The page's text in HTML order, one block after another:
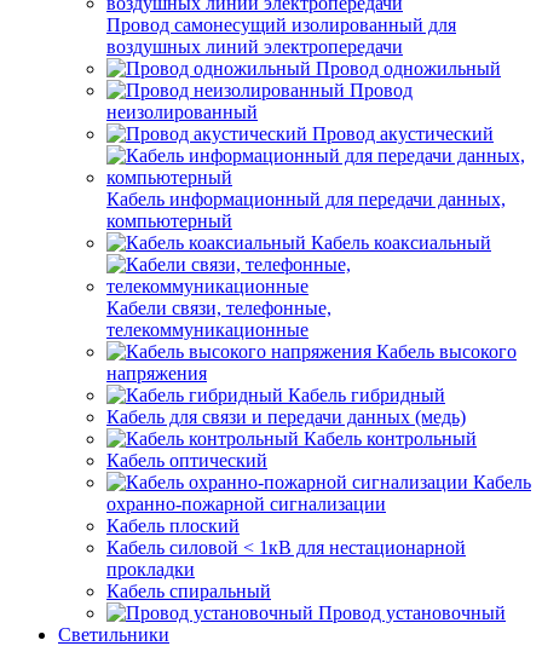
Провод самонесущий изолированный для
воздушных линий электропередачи
Провод одножильный
Провод
неизолированный
Провод акустический
Кабель информационный для передачи данных,
компьютерный
Кабель коаксиальный
Кабели связи, телефонные,
телекоммуникационные
Кабель высокого
напряжения
Кабель гибридный
Кабель для связи и передачи данных (медь)
Кабель контрольный
Кабель оптический
Кабель
охранно-пожарной сигнализации
Кабель плоский
Кабель силовой < 1кВ для нестационарной
прокладки
Кабель спиральный
Провод установочный
Светильники